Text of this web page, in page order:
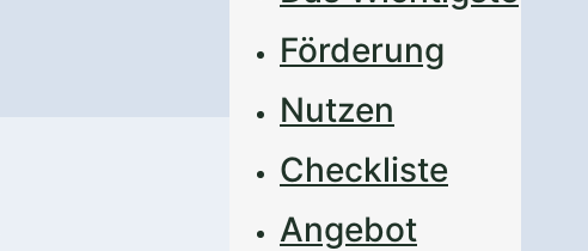
Förderung
Nutzen
Checkliste
Angebot